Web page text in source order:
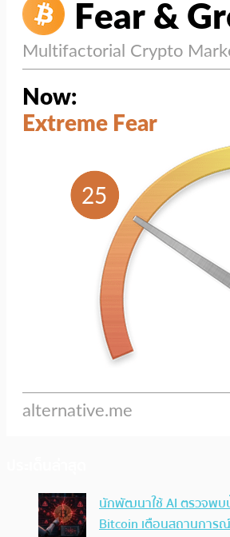
นักพัฒนาใช้ AI ตรวจพบ
Bitcoin เตือนสถานการณ์